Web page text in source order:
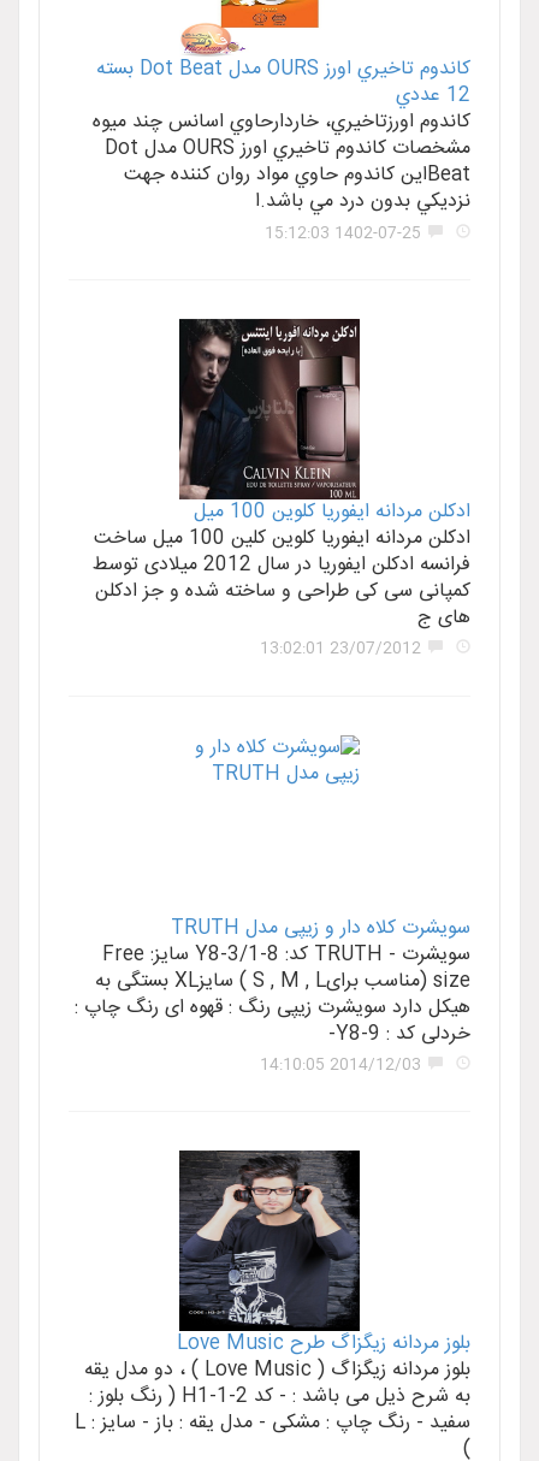
کاندوم تاخيري اورز OURS مدل Dot Beat بسته
12 عددي
کاندوم اورزتاخيري، خاردارحاوي اسانس چند ميوه
مشخصات کاندوم تاخيري اورز OURS مدل Dot
Beatاين کاندوم حاوي مواد روان کننده جهت
نزديکي بدون درد مي باشد.ا
1402-07-25 15:12:03
ادکلن مردانه ایفوریا کلوین 100 میل
ادکلن مردانه ایفوریا کلوین کلین 100 میل ساخت
فرانسه ادکلن ایفوریا در سال 2012 میلادی توسط
کمپانی سی کی طراحی و ساخته شده و جز ادکلن
های ج
23/07/2012 13:02:01
سویشرت کلاه دار و زیپی مدل TRUTH
سویشرت - TRUTH کد: Y8-3/1-8 سایز: Free
size (مناسب برایS , M , L ) سایزXL بستگی به
هیکل دارد سویشرت زیپی رنگ : قهوه ای رنگ چاپ :
خردلی کد : Y8-9-
2014/12/03 14:10:05
بلوز مردانه زیگزاگ طرح Love Music
بلوز مردانه زیگزاگ ( Love Music ) ، دو مدل یقه
به شرح ذیل می باشد : - کد H1-1-2 ( رنگ بلوز :
سفید - رنگ چاپ : مشکی - مدل یقه : باز - سایز : L
)